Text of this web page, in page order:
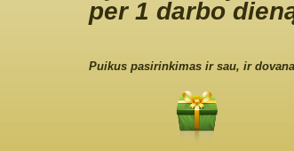
per 1 darbo
Puikus pasirinkimas ir sau, ir